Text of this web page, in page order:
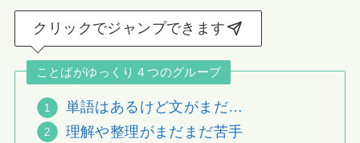
クリックでジャンプできます
ことばがゆっくり４つのグループ
単語はあるけど文がまだ…
理解や整理がまだまだ苦手